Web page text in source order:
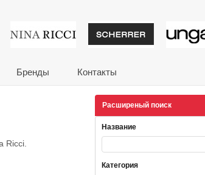
Бренды Контакты
Расширеный поиск
Название
Категория
Ricci.